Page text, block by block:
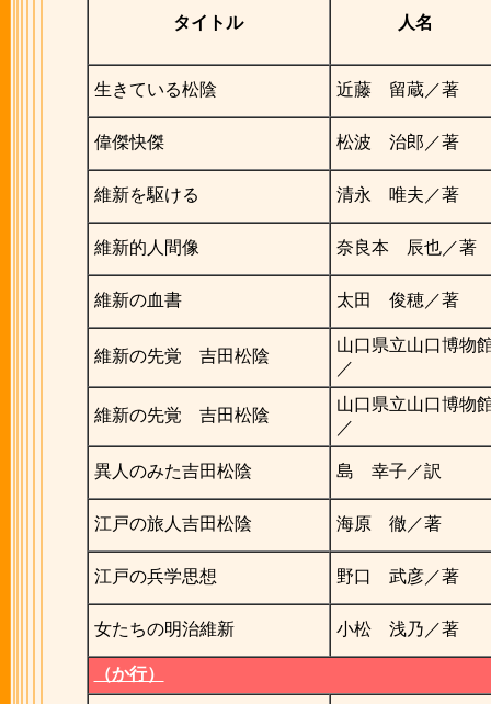
タイトル 人名
生きている松陰 近藤 留蔵／著
偉傑快傑 松波 治郎／著
維新を駆ける 清永 唯夫／著
維新的人間像 奈良本 辰也／著
維新の血書 太田 俊穂／著
維新の先覚 吉田松陰
山口県立山口博物
／
維新の先覚 吉田松陰
山口県立山口博物
／
異人のみた吉田松陰 島 幸子／訳
江戸の旅人吉田松陰 海原 徹／著
江戸の兵学思想 野口 武彦／著
女たちの明治維新 小松 浅乃／著
（か行）